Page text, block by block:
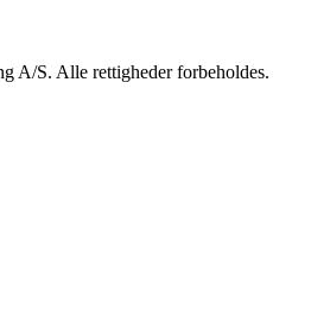
A/S. Alle rettigheder forbeholdes.